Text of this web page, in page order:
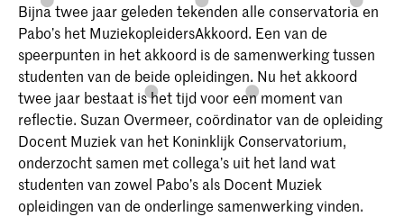
Bijna twee jaar geleden tekenden alle conservatoria en
Pabo’s het MuziekopleidersAkkoord. Een van de
speerpunten in het akkoord is de samenwerking tussen
studenten van de beide opleidingen. Nu het akkoord
twee jaar bestaat is het tijd voor een moment van
reflectie. Suzan Overmeer, coördinator van de opleiding
Docent Muziek van het Koninklijk Conservatorium,
onderzocht samen met collega’s uit het land wat
studenten van zowel Pabo’s als Docent Muziek
opleidingen van de onderlinge samenwerking vinden.